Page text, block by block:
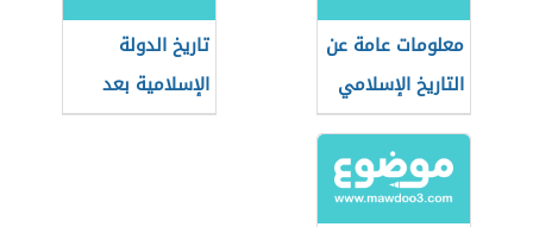
معلومات عامة عن
التاريخ الإسلامي
تاريخ الدولة
الإسلامية بعد
الخلفاء الراشدين